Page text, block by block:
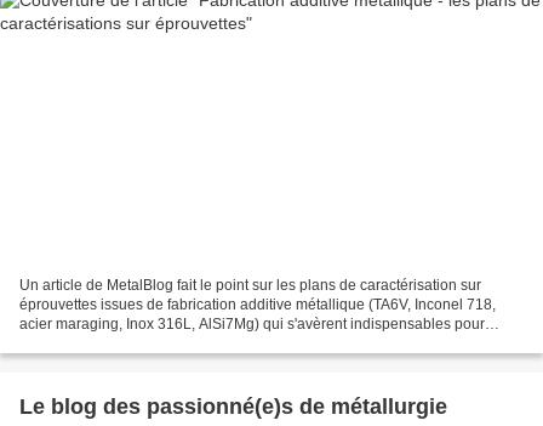
Un article de MetalBlog fait le point sur les plans de caractérisation sur
éprouvettes issues de fabrication additive métallique (TA6V, Inconel 718,
acier maraging, Inox 316L, AlSi7Mg) qui s'avèrent indispensables pour
Le blog des passionné(e)s de métallurgie